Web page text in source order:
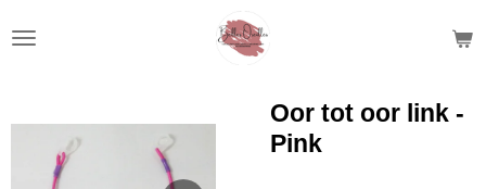
direct
Oor tot oor link -
Pink